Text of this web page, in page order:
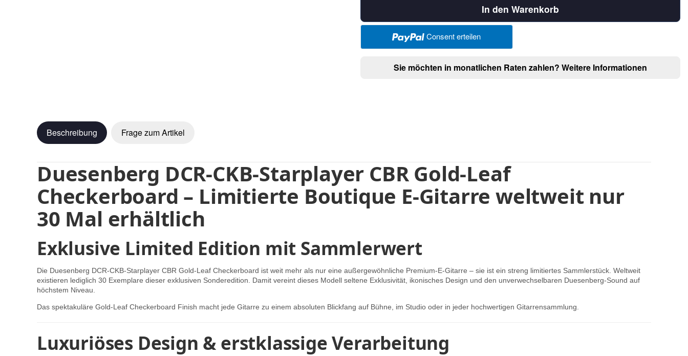
In den Warenkorb
Consent erteilen
Sie möchten in monatlichen Raten zahlen? Weitere Informationen
Beschreibung Frage zum Artikel
Duesenberg DCR-CKB-Starplayer CBR Gold-Leaf
Checkerboard – Limitierte Boutique E-Gitarre weltweit nur
30 Mal erhältlich
Exklusive Limited Edition mit Sammlerwert
Die Duesenberg DCR-CKB-Starplayer CBR Gold-Leaf Checkerboard ist weit mehr als nur eine außergewöhnliche Premium-E-Gitarre – sie ist ein streng limitiertes Sammlerstück. Weltweit
existieren lediglich 30 Exemplare dieser exklusiven Sonderedition. Damit vereint dieses Modell seltene Exklusivität, ikonisches Design und den unverwechselbaren Duesenberg-Sound auf
höchstem Niveau.
Das spektakuläre Gold-Leaf Checkerboard Finish macht jede Gitarre zu einem absoluten Blickfang auf Bühne, im Studio oder in jeder hochwertigen Gitarrensammlung.
Luxuriöses Design & erstklassige Verarbeitung